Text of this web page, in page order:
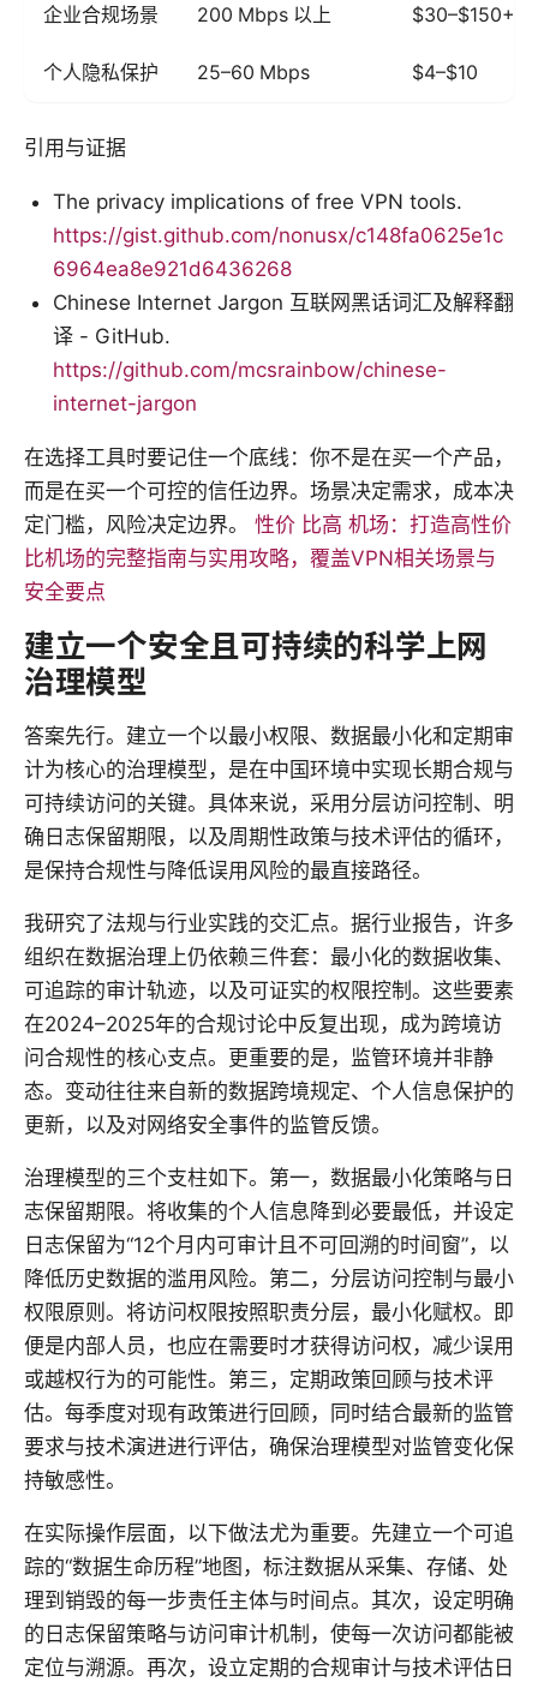
企业合规场景 200 Mbps 以上 $30–$150+
个人隐私保护 25–60 Mbps $4–$10
引用与证据
The privacy implications of free VPN tools.
https://gist.github.com/nonusx/c148fa0625e1c
6964ea8e921d6436268
Chinese Internet Jargon 互联网黑话词汇及解释翻
译 - GitHub.
https://github.com/mcsrainbow/chinese-
internet-jargon
在选择工具时要记住一个底线：你不是在买一个产品，
而是在买一个可控的信任边界。场景决定需求，成本决
定门槛，风险决定边界。 性价 比高 机场：打造高性价
比机场的完整指南与实用攻略，覆盖VPN相关场景与
安全要点
建立一个安全且可持续的科学上网
治理模型
答案先行。建立一个以最小权限、数据最小化和定期审
计为核心的治理模型，是在中国环境中实现长期合规与
可持续访问的关键。具体来说，采用分层访问控制、明
确日志保留期限，以及周期性政策与技术评估的循环，
是保持合规性与降低误用风险的最直接路径。
我研究了法规与行业实践的交汇点。据行业报告，许多
组织在数据治理上仍依赖三件套：最小化的数据收集、
可追踪的审计轨迹，以及可证实的权限控制。这些要素
在2024–2025年的合规讨论中反复出现，成为跨境访
问合规性的核心支点。更重要的是，监管环境并非静
态。变动往往来自新的数据跨境规定、个人信息保护的
更新，以及对网络安全事件的监管反馈。
治理模型的三个支柱如下。第一，数据最小化策略与日
志保留期限。将收集的个人信息降到必要最低，并设定
日志保留为“12个月内可审计且不可回溯的时间窗”，以
降低历史数据的滥用风险。第二，分层访问控制与最小
权限原则。将访问权限按照职责分层，最小化赋权。即
便是内部人员，也应在需要时才获得访问权，减少误用
或越权行为的可能性。第三，定期政策回顾与技术评
估。每季度对现有政策进行回顾，同时结合最新的监管
要求与技术演进进行评估，确保治理模型对监管变化保
持敏感性。
在实际操作层面，以下做法尤为重要。先建立一个可追
踪的“数据生命历程”地图，标注数据从采集、存储、处
理到销毁的每一步责任主体与时间点。其次，设定明确
的日志保留策略与访问审计机制，使每一次访问都能被
定位与溯源。再次，设立定期的合规审计与技术评估日